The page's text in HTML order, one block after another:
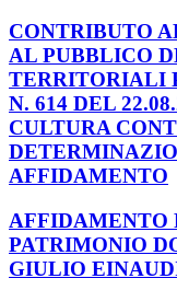
CONTRIBUTO
AL PUBBLICO
TERRITORIALI
N. 614 DEL
CULTURA
AFFIDAMENTO
AFFIDAMENTO
PATRIMONIO
GIULIO